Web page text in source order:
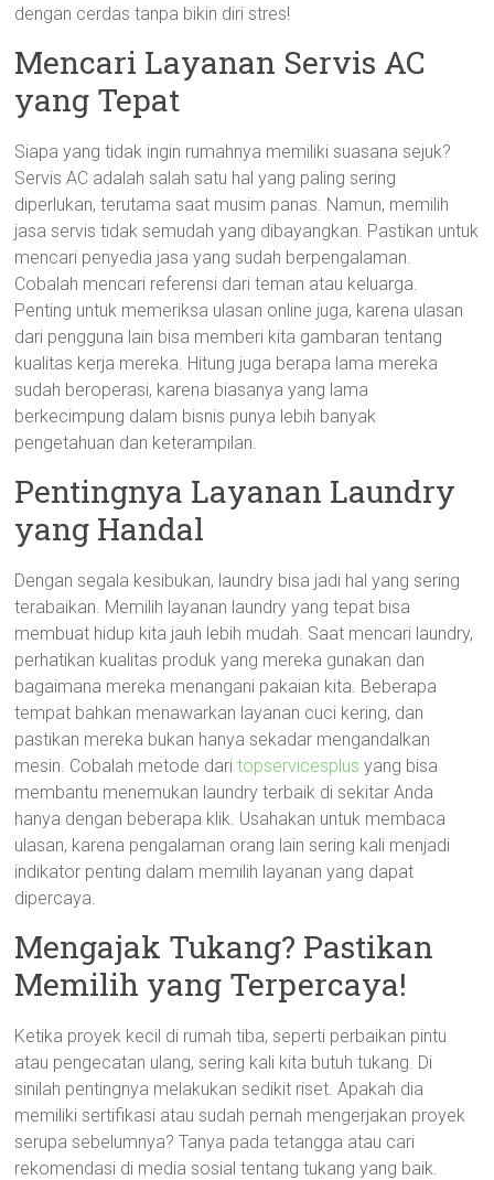
dengan cerdas tanpa bikin diri stres!
Mencari Layanan Servis AC
yang Tepat
Siapa yang tidak ingin rumahnya memiliki suasana sejuk?
Servis AC adalah salah satu hal yang paling sering
diperlukan, terutama saat musim panas. Namun, memilih
jasa servis tidak semudah yang dibayangkan. Pastikan untuk
mencari penyedia jasa yang sudah berpengalaman.
Cobalah mencari referensi dari teman atau keluarga.
Penting untuk memeriksa ulasan online juga, karena ulasan
dari pengguna lain bisa memberi kita gambaran tentang
kualitas kerja mereka. Hitung juga berapa lama mereka
sudah beroperasi, karena biasanya yang lama
berkecimpung dalam bisnis punya lebih banyak
pengetahuan dan keterampilan.
Pentingnya Layanan Laundry
yang Handal
Dengan segala kesibukan, laundry bisa jadi hal yang sering
terabaikan. Memilih layanan laundry yang tepat bisa
membuat hidup kita jauh lebih mudah. Saat mencari laundry,
perhatikan kualitas produk yang mereka gunakan dan
bagaimana mereka menangani pakaian kita. Beberapa
tempat bahkan menawarkan layanan cuci kering, dan
pastikan mereka bukan hanya sekadar mengandalkan
mesin. Cobalah metode daritopservicesplus yang bisa
membantu menemukan laundry terbaik di sekitar Anda
hanya dengan beberapa klik. Usahakan untuk membaca
ulasan, karena pengalaman orang lain sering kali menjadi
indikator penting dalam memilih layanan yang dapat
dipercaya.
Mengajak Tukang? Pastikan
Memilih yang Terpercaya!
Ketika proyek kecil di rumah tiba, seperti perbaikan pintu
atau pengecatan ulang, sering kali kita butuh tukang. Di
sinilah pentingnya melakukan sedikit riset. Apakah dia
memiliki sertifikasi atau sudah pernah mengerjakan proyek
serupa sebelumnya? Tanya pada tetangga atau cari
rekomendasi di media sosial tentang tukang yang baik.